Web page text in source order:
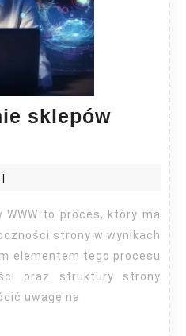
sklepów
|
strony w wynikach
elementem tego procesu
oraz struktury strony
uwagę na